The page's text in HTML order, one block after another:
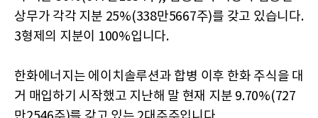
상무가 각각 지분 25%(338만5667주)를 갖고 있습니다.
3형제의 지분이 100%입니다.
한화에너지는 에이치솔루션과 합병 이후 한화 주식을 대
거 매입하기 시작했고 지난해 말 현재 지분 9.70%(727